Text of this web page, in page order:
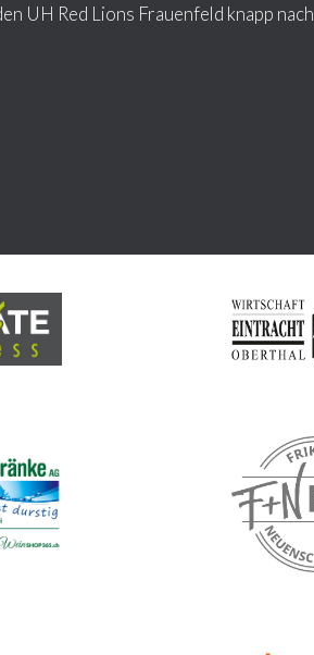
UH Red Lions Frauenfeld knapp nach